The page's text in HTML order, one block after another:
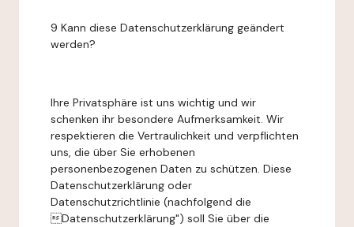
9 Kann diese Datenschutzerklärung geändert
werden?
Ihre Privatsphäre ist uns wichtig und wir
schenken ihr besondere Aufmerksamkeit. Wir
respektieren die Vertraulichkeit und verpflichten
uns, die über Sie erhobenen
personenbezogenen Daten zu schützen. Diese
Datenschutzerklärung oder
Datenschutzrichtlinie (nachfolgend die
Datenschutzerklärung") soll Sie über die